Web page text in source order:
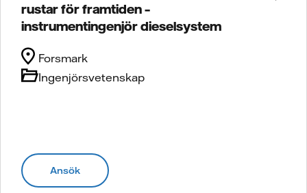
rustar för framtiden –
instrumentingenjör dieselsystem
Ingenjörsvetenskap
Forsmark
Ansök